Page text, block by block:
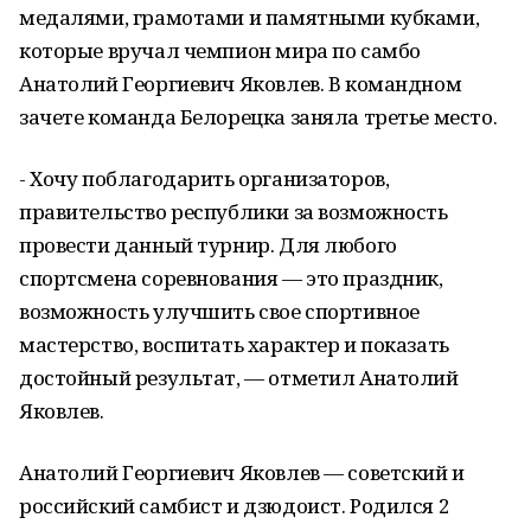
медалями, грамотами и памятными кубками,
которые вручал чемпион мира по самбо
Анатолий Георгиевич Яковлев. В командном
зачете команда Белорецка заняла третье место.
- Хочу поблагодарить организаторов,
правительство республики за возможность
провести данный турнир. Для любого
спортсмена соревнования — это праздник,
возможность улучшить свое спортивное
мастерство, воспитать характер и показать
достойный результат, — отметил Анатолий
Яковлев.
Анатолий Георгиевич Яковлев — советский и
российский самбист и дзюдоист. Родился 2